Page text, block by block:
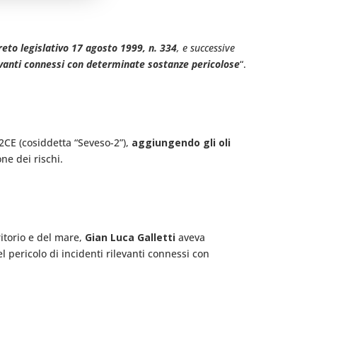
legislativo 17 agosto 1999, n. 334, e successive
connessi con determinate sostanze pericolose“.
(cosiddetta “Seveso-2”), aggiungendo gli oli
dei rischi.
e del mare, Gian Luca Galletti aveva
pericolo di incidenti rilevanti connessi con